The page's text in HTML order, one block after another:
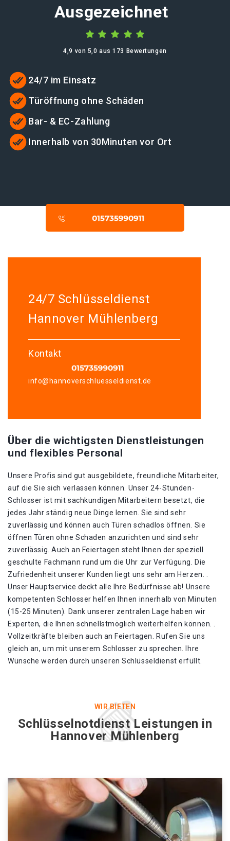
Ausgezeichnet
4,9 von 5,0 aus 173 Bewertungen
24/7 im Einsatz
Türöffnung ohne Schäden
Bar- & EC-Zahlung
Innerhalb von 30Minuten vor Ort
24/7 Schlüsseldienst
Hannover Mühlenberg
Kontakt
info@hannoverschluesseldienst.de
Über die wichtigsten Dienstleistungen
und flexibles Personal
Unsere Profis sind gut ausgebildete, freundliche Mitarbeiter,
auf die Sie sich verlassen können. Unser 24-Stunden-
Schlosser ist mit sachkundigen Mitarbeitern besetzt, die
jedes Jahr ständig neue Dinge lernen. Sie sind sehr
zuverlässig und können auch Türen schadlos öffnen. Sie
öffnen Türen ohne Schaden anzurichten und sind sehr
zuverlässig. Auch an Feiertagen steht Ihnen der speziell
geschulte Fachmann rund um die Uhr zur Verfügung. Die
Zufriedenheit unserer Kunden liegt uns sehr am Herzen. .
Unser Hauptservice deckt alle Ihre Bedürfnisse ab! Unsere
kompetenten Schlosser helfen Ihnen innerhalb von Minuten
(15-25 Minuten). Dank unserer zentralen Lage haben wir
Experten, die Ihnen schnellstmöglich weiterhelfen können. .
Vollzeitkräfte bleiben auch an Feiertagen. Rufen Sie uns
gleich an, um mit unserem Schlosser zu sprechen. Ihre
Wünsche werden durch unseren Schlüsseldienst erfüllt.
WIR BIETEN
Schlüsselnotdienst Leistungen in
Hannover Mühlenberg